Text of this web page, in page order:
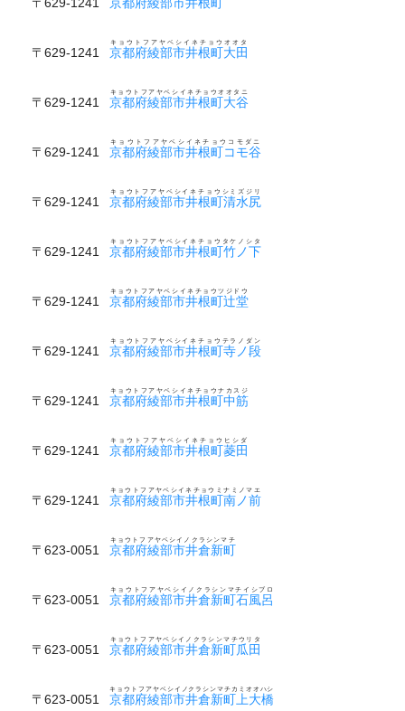
〒629-1241 京都府綾部市井根町大田
キョウトフアヤベシイネチョウオオタ
〒629-1241 京都府綾部市井根町大谷
キョウトフアヤベシイネチョウオオタニ
〒629-1241 京都府綾部市井根町コモ谷
キョウトフアヤベシイネチョウコモダニ
〒629-1241 京都府綾部市井根町清水尻
キョウトフアヤベシイネチョウシミズジリ
〒629-1241 京都府綾部市井根町竹ノ下
キョウトフアヤベシイネチョウタケノシタ
〒629-1241 京都府綾部市井根町辻堂
キョウトフアヤベシイネチョウツジドウ
〒629-1241 京都府綾部市井根町寺ノ段
キョウトフアヤベシイネチョウテラノダン
〒629-1241 京都府綾部市井根町中筋
キョウトフアヤベシイネチョウナカスジ
〒629-1241 京都府綾部市井根町菱田
キョウトフアヤベシイネチョウヒシダ
〒629-1241 京都府綾部市井根町南ノ前
キョウトフアヤベシイネチョウミナミノマエ
〒623-0051 京都府綾部市井倉新町
キョウトフアヤベシイノクラシンマチ
〒623-0051 京都府綾部市井倉新町石風呂
キョウトフアヤベシイノクラシンマチイシブロ
〒623-0051 京都府綾部市井倉新町瓜田
キョウトフアヤベシイノクラシンマチウリタ
〒623-0051 京都府綾部市井倉新町上大橋
キョウトフアヤベシイノクラシンマチカミオオハシ